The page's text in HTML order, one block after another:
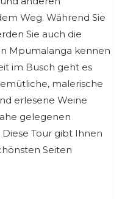
Weg. Während Sie
Sie auch die
Mpumalanga kennen
im Busch geht es
malerische
erlesene Weine
gelegenen
Tour gibt Ihnen
Seiten